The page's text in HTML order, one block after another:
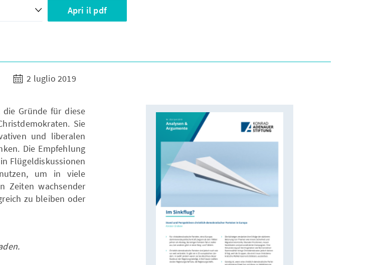
Apri il pdf
2 luglio 2019
Gründe für diese
Sie
und liberalen
Die Empfehlung
Flügeldiskussionen
um in viele
Zeiten wachsender
zu bleiben oder